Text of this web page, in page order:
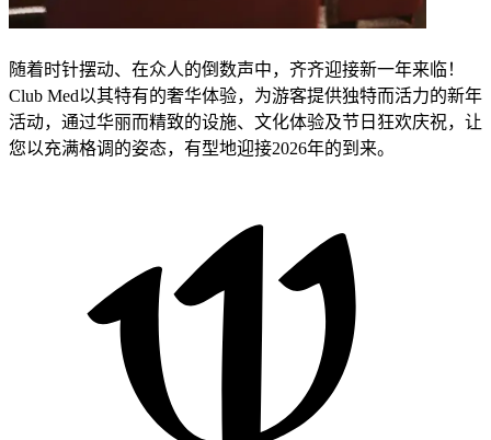
随着时针摆动、在众人的倒数声中，齐齐迎接新一年来临！
Club Med以其特有的奢华体验，为游客提供独特而活力的新年
活动，通过华丽而精致的设施、文化体验及节日狂欢庆祝，让
您以充满格调的姿态，有型地迎接2026年的到来。